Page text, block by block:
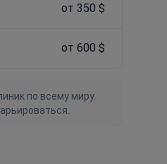
от 350 $
от 600 $
по всему миру.